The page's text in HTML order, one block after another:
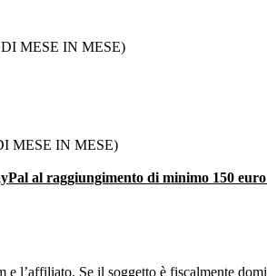
MESE IN MESE)
MESE IN MESE)
al raggiungimento di minimo 150
l’affiliato. Se il soggetto è fiscalmente